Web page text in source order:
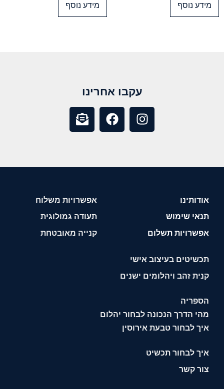
מידע נוסף מידע נוסף
עקבו אחרינו
אודותינו
תנאי שימוש
אפשרויות תשלום
אפשרויות משלוח
תעודה גמולוגית
קנייה מאובטחת
תכשיטים בעיצוב אישי
קנית זהב ויהלומים ישנים
הספריה
מהי הדרך הנכונה לבחור יהלום
איך לבחור טבעת אירוסין
איך לבחור תכשיט
צור קשר